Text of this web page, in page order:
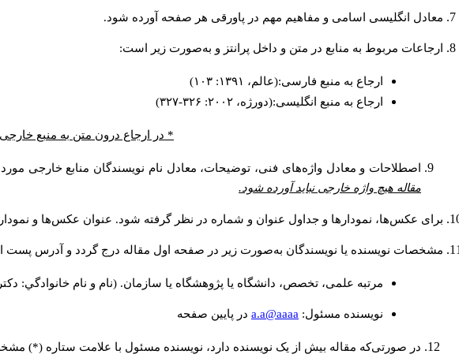
معادل انگلیسی اسامی و مفاهیم مهم در پاورقی هر صفحه آورده شود.
ارجاعات مربوط به منابع در متن و داخل پرانتز و به‌صورت زیر است:
ارجاع به منبع فارسی:(عالم، ۱۳۹۱: ۱۰۳)
ارجاع به منبع انگلیسی:(دورژه، ۲۰۰۲: ۳۲۶-۳۲۷)
* در ارجاع درون متن به منبع
اصطلاحات و معادل واژه‌های فنی، توضیحات، معادل نام نویسندگان منابع خارجی
مقاله هیچ واژه خارجی نباید آورده شود.
برای عکس‌ها، نمودارها و جداول عنوان و شماره در نظر گرفته شود. عنوان عکس‌ها و
مشخصات نویسنده یا نویسندگان به‌صورت زیر در صفحه اول مقاله درج گردد و آدرس پست
مرتبه علمی، تخصص، دانشگاه یا پژوهشگاه یا سازمان. (نام و نام خانوادگي:
نويسنده مسئول: a.a@aaaa در پايين صفحه
در صورتی‌که مقاله بیش از یک نویسنده دارد، نویسنده مسئول با علامت ستاره (*)